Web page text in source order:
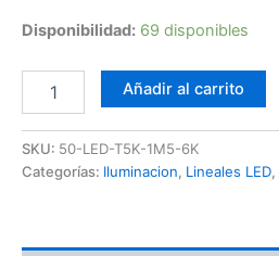
Disponibilidad: 69 disponibles
150cm
cantidad
Añadir al carrito
SKU: 50-LED-T5K-1M5-6K
Categorías: Iluminacion, Lineales LED,